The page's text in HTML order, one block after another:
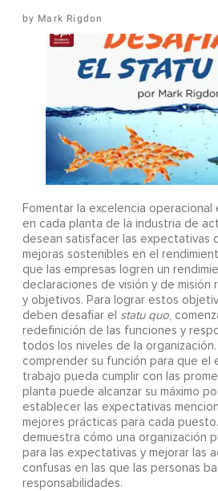
Mark Rigdon
Fomentar la excelencia operacional
en cada planta de la industria de
desean satisfacer las expectativas
mejoras sostenibles en el
que las empresas logren un
declaraciones de visión y de misión
y objetivos. Para lograr estos
deben desafiar el statu quo,
redefinición de las funciones y
todos los niveles de la
comprender su función para que el
trabajo pueda cumplir con las
planta puede alcanzar su máximo
establecer las expectativas
mejores prácticas para cada
demuestra cómo una organización
para las expectativas y mejorar las
confusas en las que las personas
responsabilidades.